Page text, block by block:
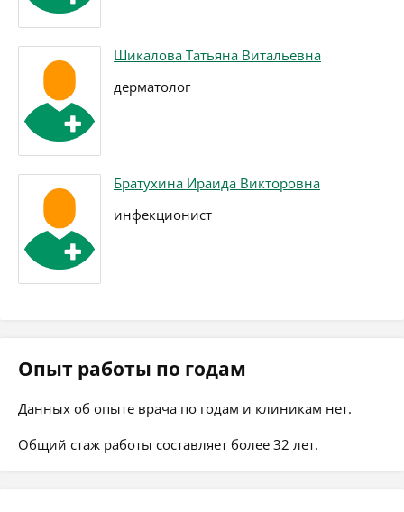
Шикалова Татьяна Витальевна
дерматолог
Братухина Ираида Викторовна
инфекционист
Опыт работы по годам
Данных об опыте врача по годам и клиникам нет.
Общий стаж работы составляет более 32 лет.